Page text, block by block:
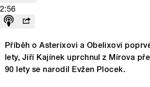
2:56
Příběh o Asterixovi a Obelixovi
lety, Jiří Kajínek uprchnul z Mírova
90 lety se narodil Evžen Plocek.